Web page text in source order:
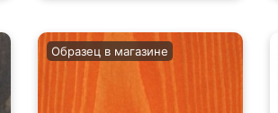
Образец в магазине